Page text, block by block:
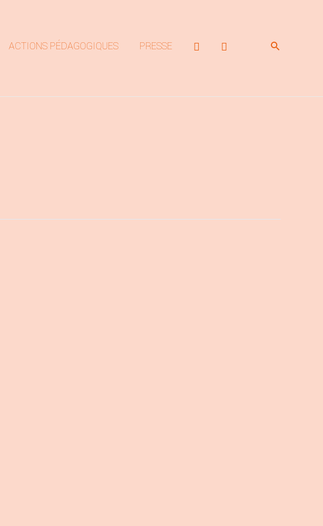
ACTIONS PÉDAGOGIQUES PRESSE Rechercher